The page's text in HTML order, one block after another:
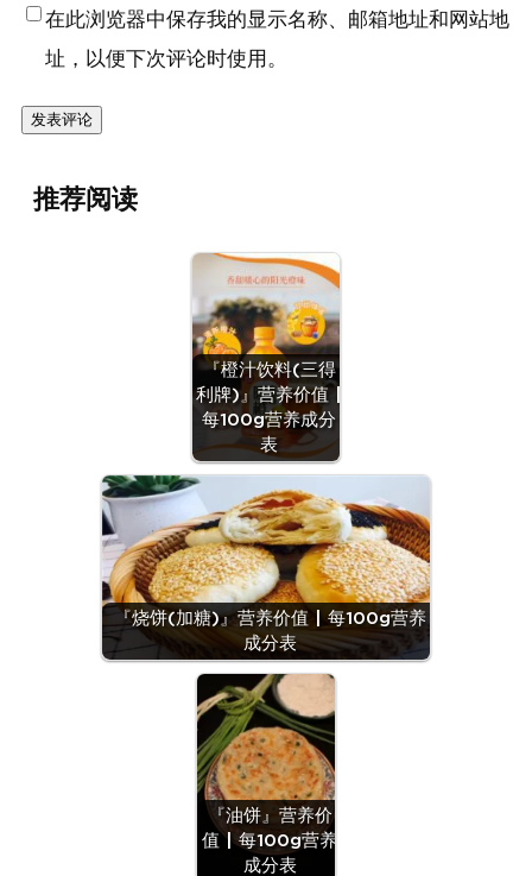
在此浏览器中保存我的显示名称、邮箱地址和网站地
址，以便下次评论时使用。
推荐阅读
『橙汁饮料(三得
利牌)』营养价值 |
每100g营养成分
表
『烧饼(加糖)』营养价值 | 每100g营养
成分表
『油饼』营养价
值 | 每100g营养
成分表